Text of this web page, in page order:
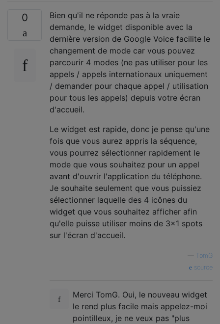
0
Bien qu'il ne réponde pas à la vraie
demande, le widget disponible avec la
dernière version de Google Voice facilite le
changement de mode car vous pouvez
parcourir 4 modes (ne pas utiliser pour les
appels / appels internationaux uniquement
/ demander pour chaque appel / utilisation
pour tous les appels) depuis votre écran
d'accueil.
Le widget est rapide, donc je pense qu'une
fois que vous aurez appris la séquence,
vous pourrez sélectionner rapidement le
mode que vous souhaitez pour un appel
avant d'ouvrir l'application du téléphone.
Je souhaite seulement que vous puissiez
sélectionner laquelle des 4 icônes du
widget que vous souhaitez afficher afin
qu'elle puisse utiliser moins de 3x1 spots
sur l'écran d'accueil.
TomG
source
Merci TomG. Oui, le nouveau widget
le rend plus facile mais appelez-moi
pointilleux, je ne veux pas "plus